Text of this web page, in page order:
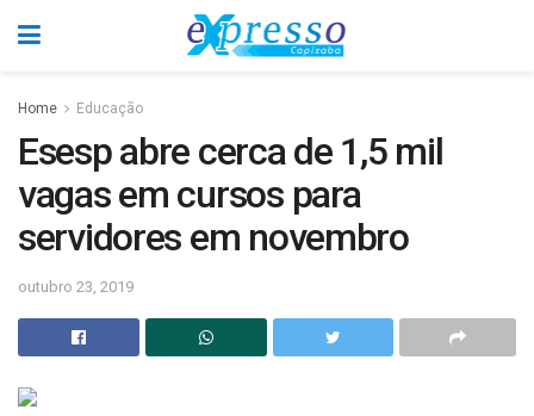
Home Educação
Esesp abre cerca de 1,5 mil
vagas em cursos para
servidores em novembro
outubro 23, 2019